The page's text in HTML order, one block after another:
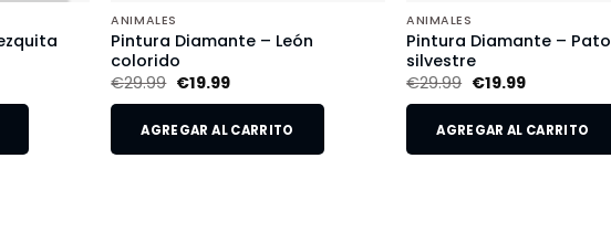
ANIMALES
Pintura Diamante – León
colorido
€29.99 €19.99
AGREGAR AL CARRITO
ANIMALES
Pintura Diamante – Pato
silvestre
€29.99 €19.99
AGREGAR AL CARRITO